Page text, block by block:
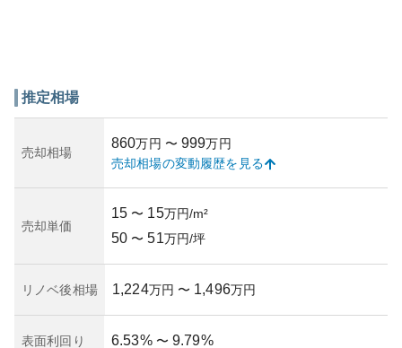
推定相場
売却相場
860万円 〜 999万円
売却相場の変動履歴を見る
売却単価
15 〜 15万円/m²
50 〜 51万円/坪
リノベ後相場 1,224万円 〜 1,496万円
表面利回り 6.53% 〜 9.79%